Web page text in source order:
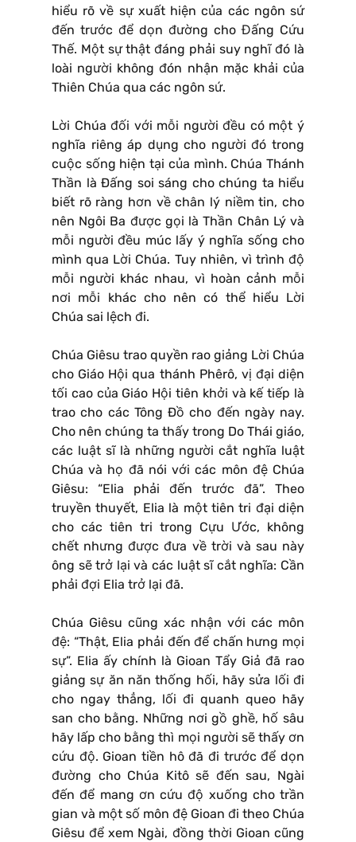
hiểu rõ về sự xuất hiện của các ngôn sứ
đến trước để dọn đường cho Đấng Cứu
Thế. Một sự thật đáng phải suy nghĩ đó là
loài người không đón nhận mặc khải của
Thiên Chúa qua các ngôn sứ.
Lời Chúa đối với mỗi người đều có một ý
nghĩa riêng áp dụng cho người đó trong
cuộc sống hiện tại của mình. Chúa Thánh
Thần là Ðấng soi sáng cho chúng ta hiểu
biết rõ ràng hơn về chân lý niềm tin, cho
nên Ngôi Ba được gọi là Thần Chân Lý và
mỗi người đều múc lấy ý nghĩa sống cho
mình qua Lời Chúa. Tuy nhiên, vì trình độ
mỗi người khác nhau, vì hoàn cảnh mỗi
nơi mỗi khác cho nên có thể hiểu Lời
Chúa sai lệch đi.
Chúa Giêsu trao quyền rao giảng Lời Chúa
cho Giáo Hội qua thánh Phêrô, vị đại diện
tối cao của Giáo Hội tiên khởi và kế tiếp là
trao cho các Tông Ðồ cho đến ngày nay.
Cho nên chúng ta thấy trong Do Thái giáo,
các luật sĩ là những người cắt nghĩa luật
Chúa và họ đã nói với các môn đệ Chúa
Giêsu: “Elia phải đến trước đã”. Theo
truyền thuyết, Elia là một tiên tri đại diện
cho các tiên tri trong Cựu Ước, không
chết nhưng được đưa về trời và sau này
ông sẽ trở lại và các luật sĩ cắt nghĩa: Cần
phải đợi Elia trở lại đã.
Chúa Giêsu cũng xác nhận với các môn
đệ: “Thật, Elia phải đến để chấn hưng mọi
sự”. Elia ấy chính là Gioan Tẩy Giả đã rao
giảng sự ăn năn thống hối, hãy sửa lối đi
cho ngay thẳng, lối đi quanh queo hãy
san cho bằng. Những nơi gồ ghề, hố sâu
hãy lấp cho bằng thì mọi người sẽ thấy ơn
cứu độ. Gioan tiền hô đã đi trước để dọn
đường cho Chúa Kitô sẽ đến sau, Ngài
đến để mang ơn cứu độ xuống cho trần
gian và một số môn đệ Gioan đi theo Chúa
Giêsu để xem Ngài, đồng thời Gioan cũng